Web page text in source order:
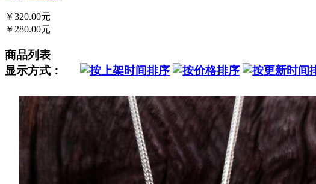
￥320.00元
￥280.00元
商品列表
显示方式：